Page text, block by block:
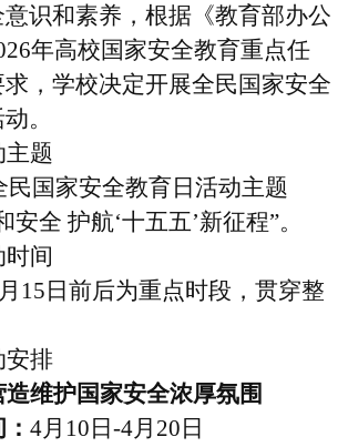
识和素养，根据《教育部办公
年高校国家安全教育重点任
，学校决定开展全民国家安全
。
主题
民 国家安全教育日活动主题
安全 护航‘十五五’新征程”。
间
月 15 日前后为重点时段，贯穿整
安排
造维护国家安全浓厚氛围
：4月 10 日-4月 20 日